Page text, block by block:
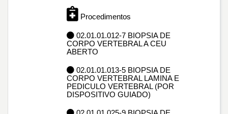
Procedimentos
02.01.01.012-7 BIOPSIA DE
CORPO VERTEBRAL A CEU
ABERTO
02.01.01.013-5 BIOPSIA DE
CORPO VERTEBRAL LAMINA E
PEDICULO VERTEBRAL (POR
DISPOSITIVO GUIADO)